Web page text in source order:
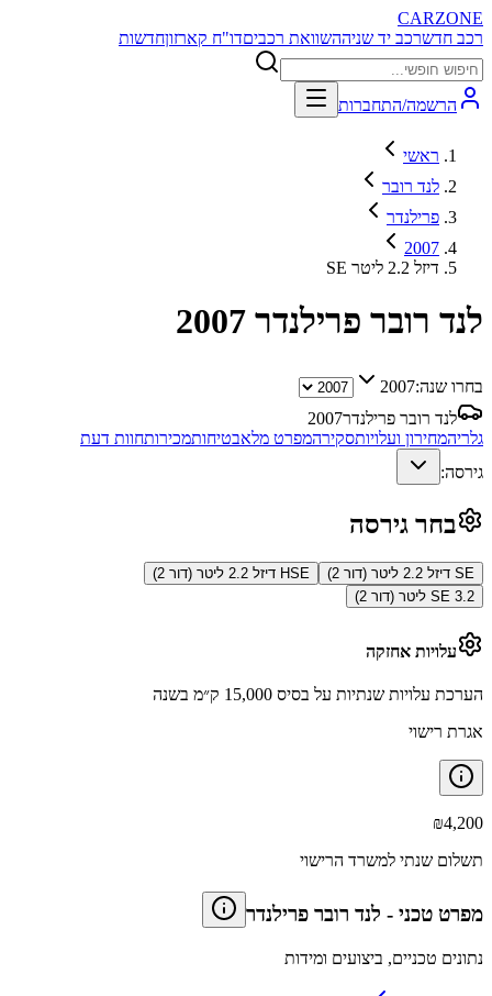
CARZONE
רכב חדשרכב יד שניההשוואת רכביםדו"ח קארזוןחדשות
הרשמה/התחברות
ראשי
לנד רובר
פרילנדר
2007
SE דיזל 2.2 ליטר
לנד רובר פרילנדר 2007
בחרו שנה:2007
לנד רובר פרילנדר2007
גלריהמחירון ועלויותסקירהמפרט מלאבטיחותמכירותחוות דעת
גירסה:
בחר גירסה
SE דיזל 2.2 ליטר (דור 2)
HSE דיזל 2.2 ליטר (דור 2)
SE 3.2 ליטר (דור 2)
עלויות אחזקה
הערכת עלויות שנתיות על בסיס 15,000 ק״מ בשנה
אגרת רישוי
₪4,200
תשלום שנתי למשרד הרישוי
מפרט טכני - לנד רובר פרילנדר
נתונים טכניים, ביצועים ומידות